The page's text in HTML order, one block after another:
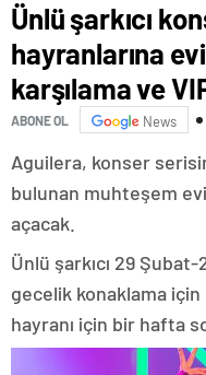
Ünlü şarkıcı
hayranlarına
karşılama ve
ABONE OL News
Aguilera, konser
bulunan muhteşem
açacak.
Ünlü şarkıcı 29
gecelik konaklama
hayranı için bir hafta